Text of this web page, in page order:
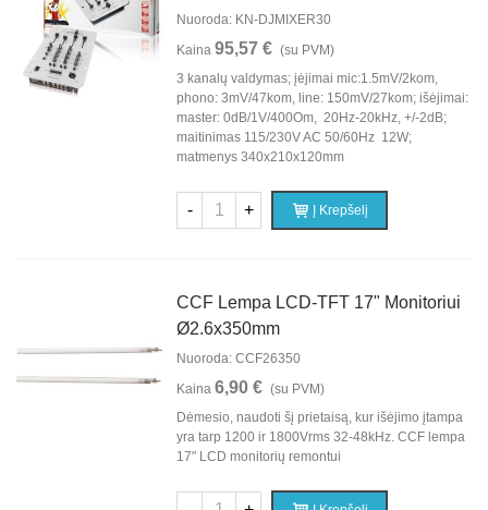
Nuoroda: KN-DJMIXER30
Kaina95,57 € (su PVM)
3 kanalų valdymas; įėjimai mic:1.5mV/2kom,
phono: 3mV/47kom, line: 150mV/27kom; išėjimai:
master: 0dB/1V/400Om, 20Hz-20kHz, +/-2dB;
maitinimas 115/230V AC 50/60Hz 12W;
matmenys 340x210x120mm
- + Į Krepšelį
CCF Lempa LCD-TFT 17" Monitoriui
Ø2.6x350mm
Nuoroda: CCF26350
Kaina6,90 € (su PVM)
Dėmesio, naudoti šį prietaisą, kur išėjimo įtampa
yra tarp 1200 ir 1800Vrms 32-48kHz. CCF lempa
17" LCD monitorių remontui